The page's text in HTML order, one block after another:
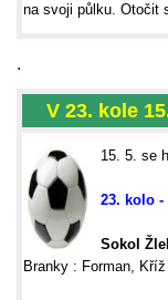
na svoji půlku. Otočit
.
V 23. kole
15. 5. se
23. kolo -
Sokol
Branky : Forman, Kříž